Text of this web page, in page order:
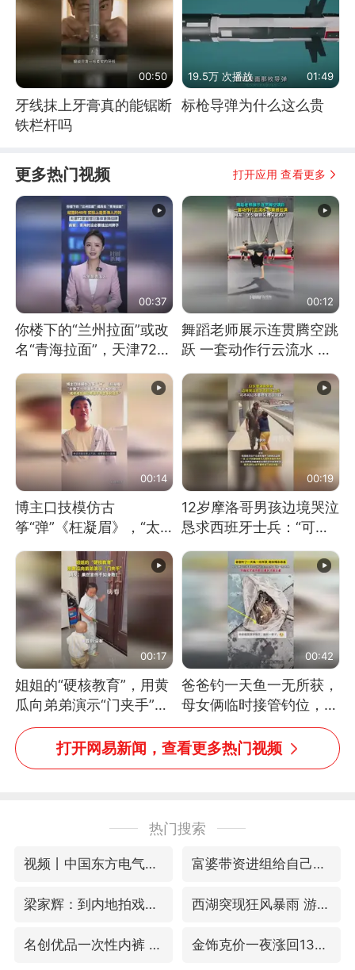
00:50
牙线抹上牙膏真的能锯断
铁栏杆吗
19.5万 次播放 01:49
标枪导弹为什么这么贵
更多热门视频 打开应用 查看更多
00:37
你楼下的“兰州拉面”或改
名“青海拉面”，天津72家
00:12
舞蹈老师展示连贯腾空跳
跃 一套动作行云流水 节
到又舞又武的？
00:14
博主口技模仿古
筝“弹”《枉凝眉》，“太
吗？”“或将成为首位考级
不带古筝的选手。”（来
源：新华每日电讯）
00:19
12岁摩洛哥男孩边境哭泣
恳求西班牙士兵：“可不
00:17
姐姐的“硬核教育”，用黄
瓜向弟弟演示“门夹手”，
网友：果然言传不如身
教！
00:42
爸爸钓一天鱼一无所获，
母女俩临时接管钓位，用
玩具鱼竿钓上大鱼
打开网易新闻，查看更多热门视频
热门搜索
视频丨中国东方电气集团原党组副书记、董事宋致远被查 富婆带资进组给自己硬加60多场吻戏
梁家辉：到内地拍戏不是北上是回归 西湖突现狂风暴雨 游客瞬间被浇透
名创优品一次性内裤 颜面尽失 金饰克价一夜涨回1300元